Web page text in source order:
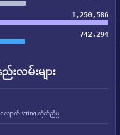
1,250,586
742,294
းလမ်းများ
ောက် string ကိုက်ညီမှု